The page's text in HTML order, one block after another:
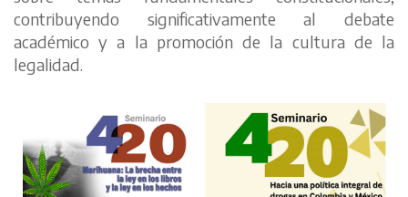
contribuyendo significativamente al debate
académico y a la promoción de la cultura de la
legalidad.